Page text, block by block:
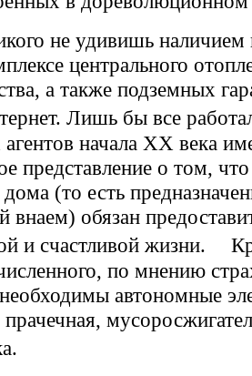
не удивишь
центрального
а также подземных
Лишь бы все
начала XX века
представление о том,
(то есть
внаем) обязан
и счастливой жизни.
по мнению
автономные
прачечная,